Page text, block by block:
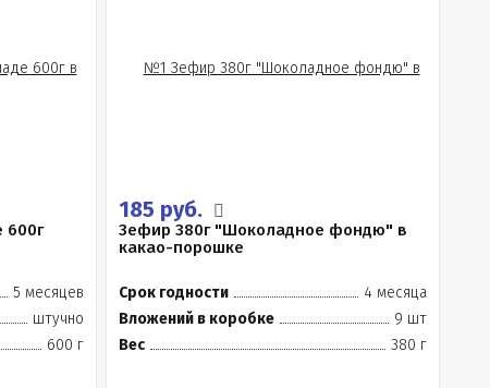
600г
5 месяцев
штучно
600 г
185 руб.
Зефир 380г "Шоколадное фондю" в
какао-порошке
Срок годности
4 месяца
Вложений в коробке
9 шт
Вес
380 г